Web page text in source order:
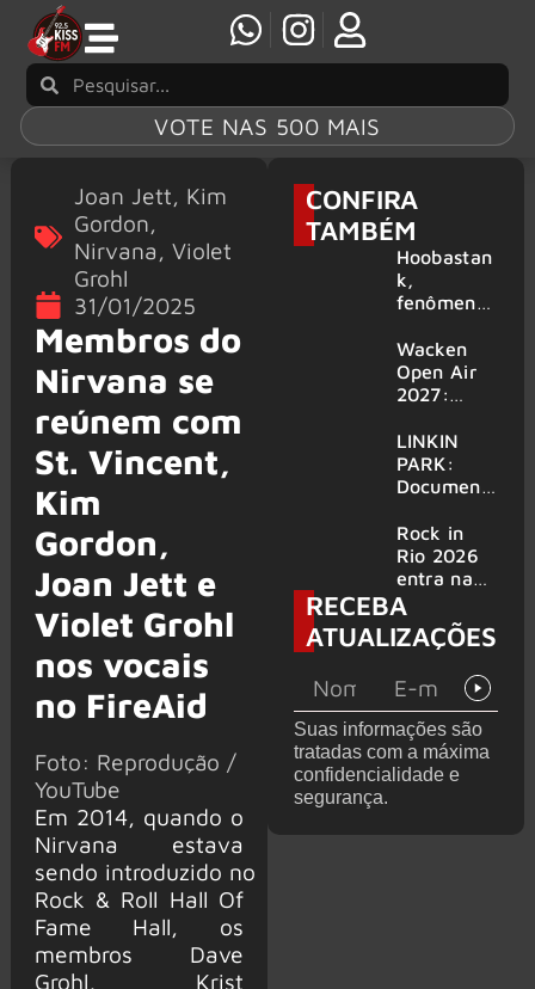
VOTE NAS 500 MAIS
Joan Jett, Kim
Gordon,
Nirvana, Violet
Grohl
31/01/2025
Membros do
Nirvana se
reúnem com
St. Vincent,
Kim
Gordon,
Joan Jett e
Violet Grohl
nos vocais
no FireAid
Foto: Reprodução /
YouTube
Em 2014, quando o
Nirvana estava
sendo introduzido no
Rock & Roll Hall Of
Fame Hall, os
membros Dave
Grohl, Krist
CONFIRA
TAMBÉM
Hoobastan
k,
fenômeno
rock anos
2000,
volta ao
6 shows
Wacken
Open Air
2027:
amplia
line-up e
já
mais de 50
bandas
LINKIN
PARK:
Document
‘Unshatter’
e álbum ao
vivo são
anunciados
Rock in
Rio 2026
entra na
reta final
com
Cidade do
montagem
acelerada
e line-up
completo
confirmad
RECEBA
ATUALIZAÇÕES
Suas informações são
tratadas com a máxima
confidencialidade e
segurança.